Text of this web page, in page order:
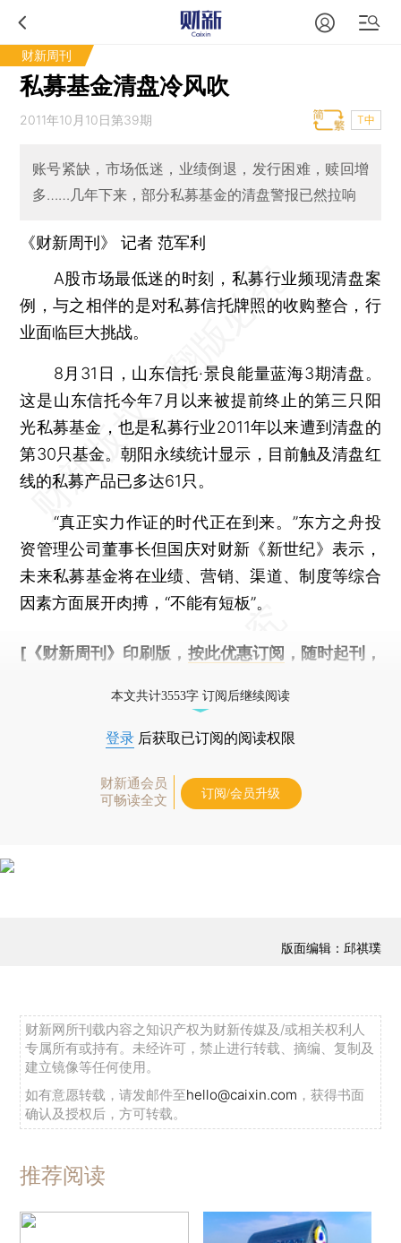
财新周刊
私募基金清盘冷风吹
2011年10月10日第39期 T中
账号紧缺，市场低迷，业绩倒退，发行困难，赎回增
多……几年下来，部分私募基金的清盘警报已然拉响
《财新周刊》 记者 范军利
A股市场最低迷的时刻，私募行业频现清盘案
例，与之相伴的是对私募信托牌照的收购整合，行
业面临巨大挑战。
8月31日，山东信托·景良能量蓝海3期清盘。
这是山东信托今年7月以来被提前终止的第三只阳
光私募基金，也是私募行业2011年以来遭到清盘的
第30只基金。朝阳永续统计显示，目前触及清盘红
线的私募产品已多达61只。
“真正实力作证的时代正在到来。”东方之舟投
资管理公司董事长但国庆对财新《新世纪》表示，
未来私募基金将在业绩、营销、渠道、制度等综合
因素方面展开肉搏，“不能有短板”。
[《财新周刊》印刷版， 按此优惠订阅 ，随时起刊，
本文共计3553字 订阅后继续阅读
登录 后获取已订阅的阅读权限
财新通会员
可畅读全文
订阅/会员升级
版面编辑：邱祺璞
财新网所刊载内容之知识产权为财新传媒及/或相关权利人
专属所有或持有。未经许可，禁止进行转载、摘编、复制及
建立镜像等任何使用。
如有意愿转载，请发邮件至hello@caixin.com ，获得书面
确认及授权后，方可转载。
推荐阅读